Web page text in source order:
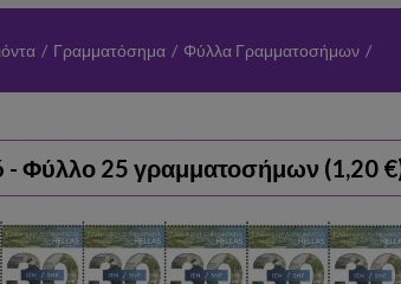
/ Γραμματόσημα / Φύλλα Γραμματοσήμων /
- Φύλλο 25 γραμματοσήμων (1,20